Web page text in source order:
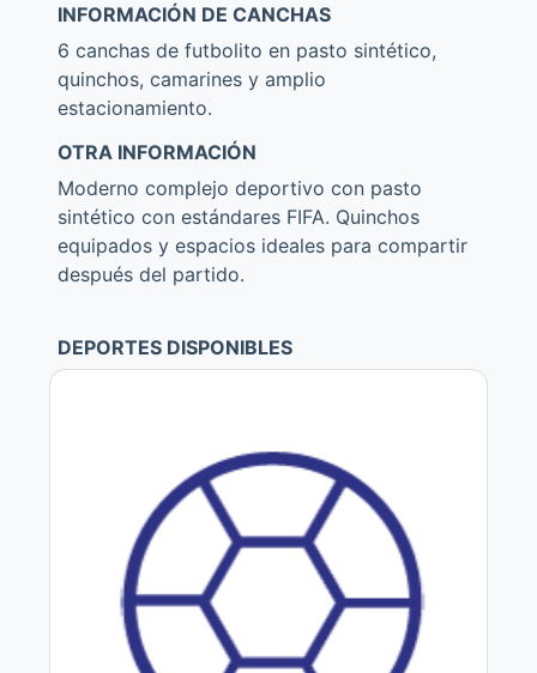
INFORMACIÓN DE CANCHAS
6 canchas de futbolito en pasto sintético,
quinchos, camarines y amplio
estacionamiento.
OTRA INFORMACIÓN
Moderno complejo deportivo con pasto
sintético con estándares FIFA. Quinchos
equipados y espacios ideales para compartir
después del partido.
DEPORTES DISPONIBLES